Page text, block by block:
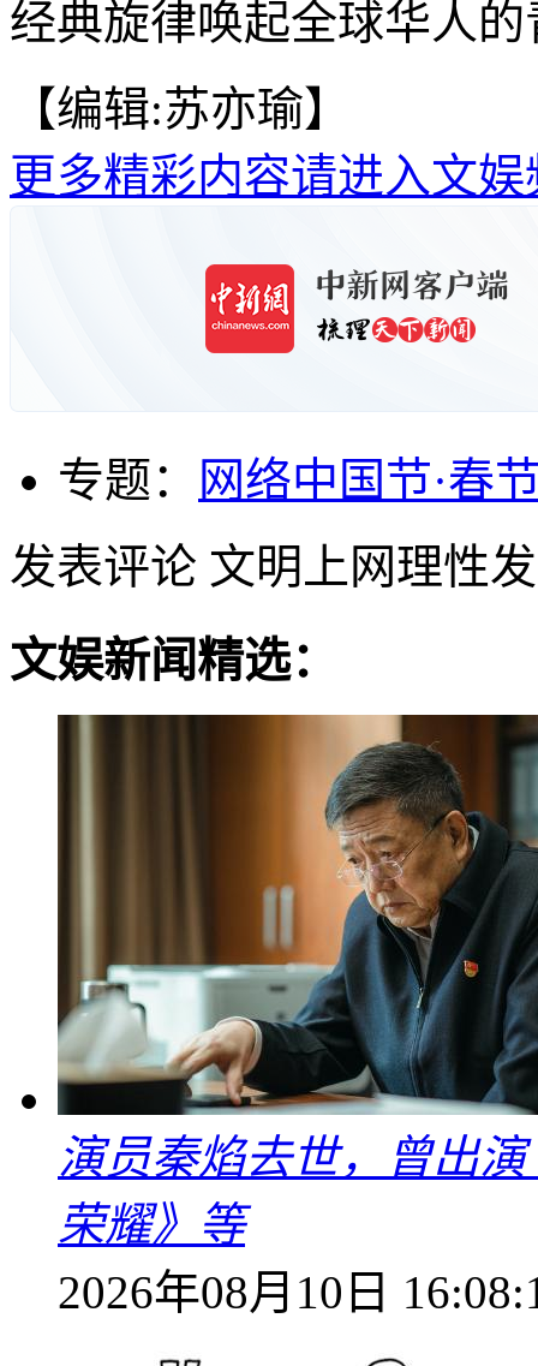
经典旋律唤起全球华人
【编辑:苏亦瑜】
更多精彩内容请进入文娱
专题：
网络中国节·春
发表评论 文明上网理性
文娱新闻精选：
演员秦焰去世，曾出
荣耀》等
2026年08月10日